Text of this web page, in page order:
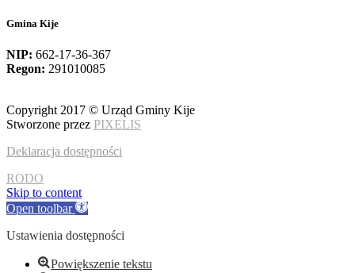
Gmina Kije
NIP: 662-17-36-367
Regon: 291010085
Copyright 2017 © Urząd Gminy Kije
Stworzone przez PIXELIS
Deklaracja dostępności
RODO
Skip to content
Open toolbar
Ustawienia dostępności
Powiększenie tekstu